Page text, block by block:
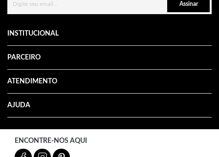
Assinar
INSTITUCIONAL
PARCEIRO
ATENDIMENTO
AJUDA
ENCONTRE-NOS AQUI